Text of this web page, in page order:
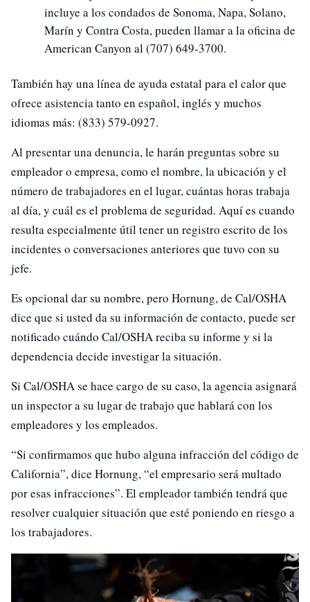
incluye a los condados de Sonoma, Napa, Solano,
Marín y Contra Costa, pueden llamar a la oficina de
American Canyon al (707) 649-3700.
También hay una línea de ayuda estatal para el calor que
ofrece asistencia tanto en español, inglés y muchos
idiomas más: (833) 579-0927.
Al presentar una denuncia, le harán preguntas sobre su
empleador o empresa, como el nombre, la ubicación y el
número de trabajadores en el lugar, cuántas horas trabaja
al día, y cuál es el problema de seguridad. Aquí es cuando
resulta especialmente útil tener un registro escrito de los
incidentes o conversaciones anteriores que tuvo con su
jefe.
Es opcional dar su nombre, pero Hornung, de Cal/OSHA
dice que si usted da su información de contacto, puede ser
notificado cuándo Cal/OSHA reciba su informe y si la
dependencia decide investigar la situación.
Si Cal/OSHA se hace cargo de su caso, la agencia asignará
un inspector a su lugar de trabajo que hablará con los
empleadores y los empleados.
“Si confirmamos que hubo alguna infracción del código de
California”, dice Hornung, “el empresario será multado
por esas infracciones”. El empleador también tendrá que
resolver cualquier situación que esté poniendo en riesgo a
los trabajadores.